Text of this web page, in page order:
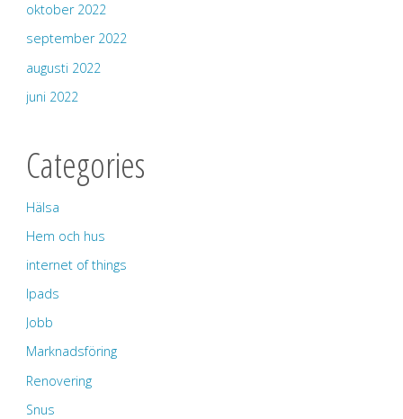
oktober 2022
september 2022
augusti 2022
juni 2022
Categories
Hälsa
Hem och hus
internet of things
Ipads
Jobb
Marknadsföring
Renovering
Snus